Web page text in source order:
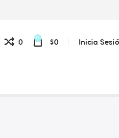
0 0 $0 Inicia